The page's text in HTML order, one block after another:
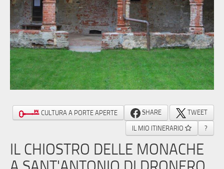
CULTURA A PORTE APERTE SHARE
TWEET
IL MIO ITINERARIO
?
IL CHIOSTRO DELLE MONACHE